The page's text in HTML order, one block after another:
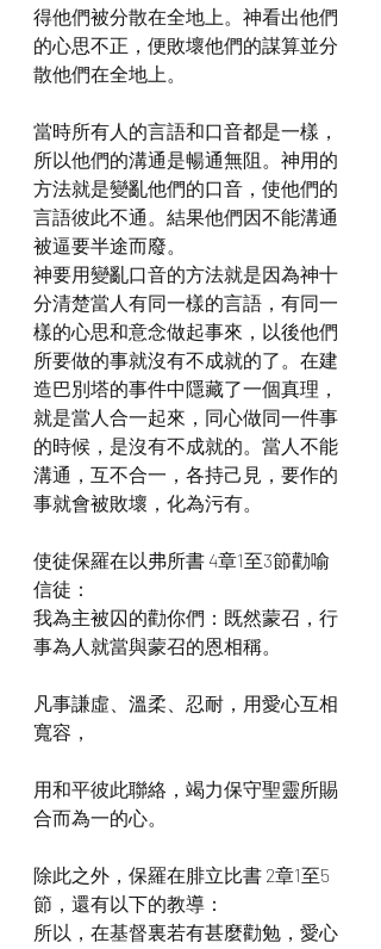
得他們被分散在全地上。神看出他們
的心思不正，便敗壞他們的謀算並分
散他們在全地上。
當時所有人的言語和口音都是一樣，
所以他們的溝通是暢通無阻。神用的
方法就是變亂他們的口音，使他們的
言語彼此不通。結果他們因不能溝通
被逼要半途而廢。
神要用變亂口音的方法就是因為神十
分清楚當人有同一樣的言語，有同一
樣的心思和意念做起事來，以後他們
所要做的事就沒有不成就的了。在建
造巴別塔的事件中隱藏了一個真理，
就是當人合一起來，同心做同一件事
的時候，是沒有不成就的。當人不能
溝通，互不合一，各持己見，要作的
事就會被敗壞，化為污有。
使徒保羅在以弗所書 4章1至3節勸喻
信徒：
我為主被囚的勸你們：既然蒙召，行
事為人就當與蒙召的恩相稱。
凡事謙虛、溫柔、忍耐，用愛心互相
寬容，
用和平彼此聯絡，竭力保守聖靈所賜
合而為一的心。
除此之外，保羅在腓立比書 2章1至5
節，還有以下的教導：
所以，在基督裏若有甚麼勸勉，愛心